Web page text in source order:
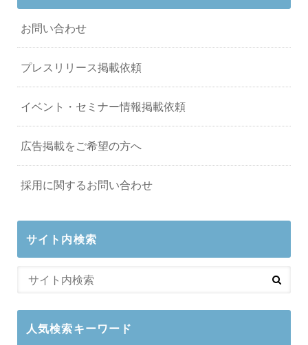
お問い合わせ
プレスリリース掲載依頼
イベント・セミナー情報掲載依頼
広告掲載をご希望の方へ
採用に関するお問い合わせ
サイト内検索
人気検索キーワード